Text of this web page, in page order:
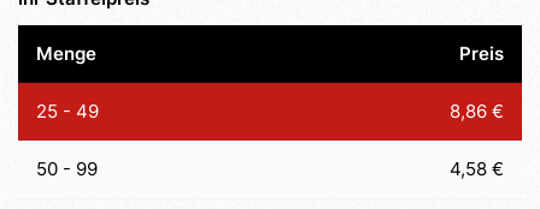
Menge Preis
25 - 49 8,86 €
50 - 99 4,58 €